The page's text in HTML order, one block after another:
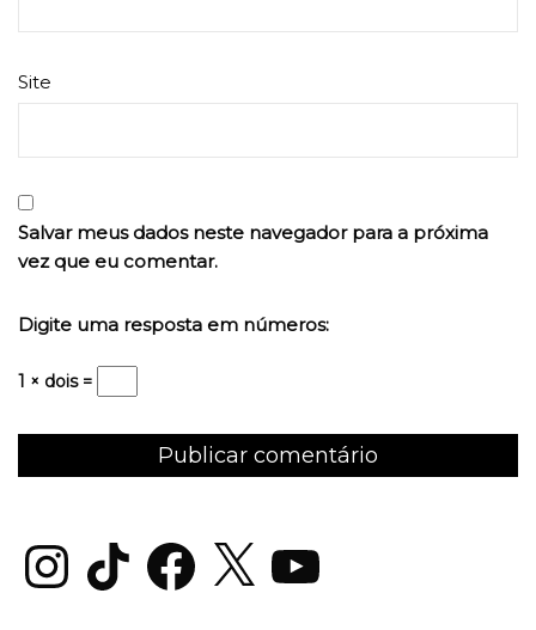
Site
Salvar meus dados neste navegador para a próxima
vez que eu comentar.
Digite uma resposta em números:
1 × dois =
InstagramTikTok Facebook
X YouTube